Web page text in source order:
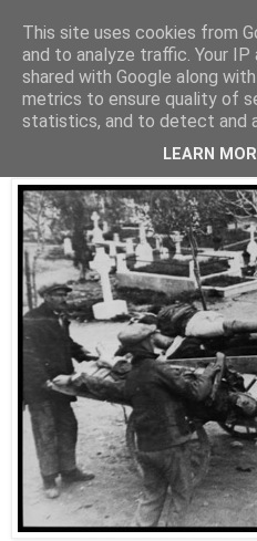
Parakato.gr
Τα λύματα της
This site uses cookies from
and to analyze traffic. Your
shared with Google along
metrics to ensure quality of
statistics, and to detect and
LEARN